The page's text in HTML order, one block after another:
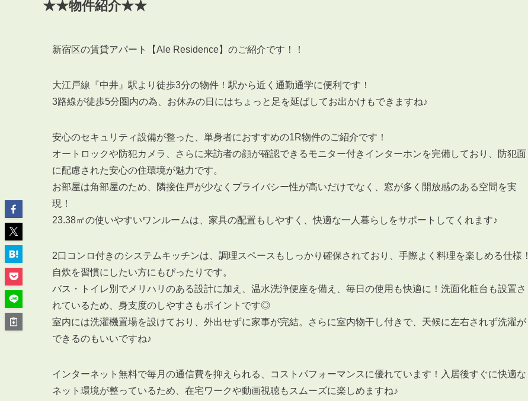
ABOUT私たちについて
会社概要
グループ会社紹介
採用情報
3POINT空室解消!3つの自信
自慢の「賃料設定」／マーケティング
物件プロモーション＆バリューアップリフォーム
管理オーナー様ご紹介制度
投資不動産を売却したい方
賃貸管理を依頼したい方
マンションの自主管理について
アパートの大規模修繕について
アパートの監視カメラ設置について
賃貸仲介会社様向け物件検索ログイン
申し込みから契約の流れ
★★物件紹介★★
新宿区の賃貸アパート【Ale Residence】のご紹介です！！
大江戸線『中井』駅より徒歩3分の物件！駅から近く通勤通学に便利です！
3路線が徒歩5分圏内の為、お休みの日にはちょっと足を延ばしてお出かけもできますね♪
安心のセキュリティ設備が整った、単身者におすすめの1R物件のご紹介です！
オートロックや防犯カメラ、さらに来訪者の顔が確認できるモニター付きインターホンを完備しており、防犯面
に配慮された安心の住環境が魅力です。
お部屋は角部屋のため、隣接住戸が少なくプライバシー性が高いだけでなく、窓が多く開放感のある空間を実
現！
23.38㎡の使いやすいワンルームは、家具の配置もしやすく、快適な一人暮らしをサポートしてくれます♪
2口コンロ付きのシステムキッチンは、調理スペースもしっかり確保されており、手際よく料理を楽しめる仕様！
自炊を習慣にしたい方にもぴったりです。
バス・トイレ別でメリハリのある設計に加え、温水洗浄便座を備え、毎日の使用も快適に！洗面化粧台も設置さ
れているため、身支度のしやすさもポイントです◎
室内には洗濯機置場を設けており、外出せずに家事が完結。さらに室内物干し付きで、天候に左右されず洗濯が
できるのもいいですね♪
インターネット無料で毎月の通信費を抑えられる、コストパフォーマンスに優れています！入居後すぐに快適な
ネット環境が整っているため、在宅ワークや動画視聴もスムーズに楽しめますね♪